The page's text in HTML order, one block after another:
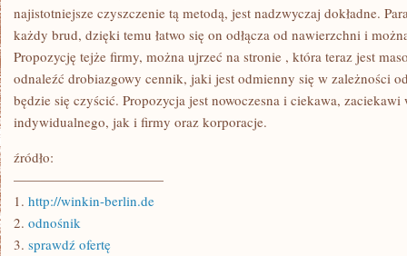
najistotniejsze czyszczenie tą metodą, jest nadzwyczaj dokładne.
każdy brud, dzięki temu łatwo się on odłącza od nawierzchni i
Propozycję tejże firmy, można ujrzeć na stronie , która teraz jest
odnaleźć drobiazgowy cennik, jaki jest odmienny się w zależności
będzie się czyścić. Propozycja jest nowoczesna i ciekawa,
indywidualnego, jak i firmy oraz korporacje.
źródło:
———————————
1. http://winkin-berlin.de
2. odnośnik
3. sprawdź ofertę